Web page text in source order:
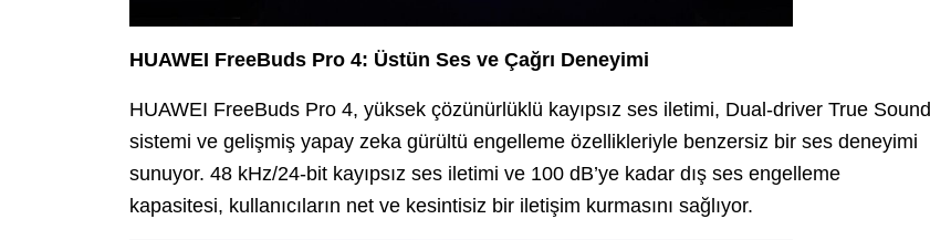
HUAWEI FreeBuds Pro 4: Üstün Ses ve Çağrı Deneyimi
HUAWEI FreeBuds Pro 4, yüksek çözünürlüklü kayıpsız ses iletimi, Dual-driver True Sound
sistemi ve gelişmiş yapay zeka gürültü engelleme özellikleriyle benzersiz bir ses deneyimi
sunuyor. 48 kHz/24-bit kayıpsız ses iletimi ve 100 dB’ye kadar dış ses engelleme
kapasitesi, kullanıcıların net ve kesintisiz bir iletişim kurmasını sağlıyor.